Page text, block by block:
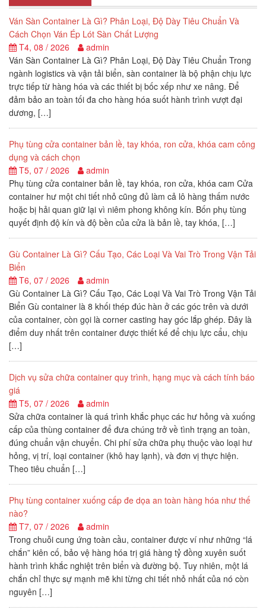
Ván Sàn Container Là Gì? Phân Loại, Độ Dày Tiêu Chuẩn Và
Cách Chọn Ván Ép Lót Sàn Chất Lượng
T4, 08 / 2026
admin
Ván Sàn Container Là Gì? Phân Loại, Độ Dày Tiêu Chuẩn Trong
ngành logistics và vận tải biển, sàn container là bộ phận chịu lực
trực tiếp từ hàng hóa và các thiết bị bốc xếp như xe nâng. Để
đảm bảo an toàn tối đa cho hàng hóa suốt hành trình vượt đại
dương, […]
Phụ tùng cửa container bản lề, tay khóa, ron cửa, khóa cam công
dụng và cách chọn
T5, 07 / 2026
admin
Phụ tùng cửa container bản lề, tay khóa, ron cửa, khóa cam Cửa
container hư một chi tiết nhỏ cũng đủ làm cả lô hàng thấm nước
hoặc bị hải quan giữ lại vì niêm phong không kín. Bốn phụ tùng
quyết định độ kín và độ bền của cửa là bản lề, tay khóa, […]
Gù Container Là Gì? Cấu Tạo, Các Loại Và Vai Trò Trong Vận Tải
Biển
T6, 07 / 2026
admin
Gù Container Là Gì? Cấu Tạo, Các Loại Và Vai Trò Trong Vận Tải
Biển Gù container là 8 khối thép đúc hàn ở các góc trên và dưới
của container, còn gọi là corner casting hay góc lắp ghép. Đây là
điểm duy nhất trên container được thiết kế để chịu lực cẩu, chịu
[…]
Dịch vụ sửa chữa container quy trình, hạng mục và cách tính báo
giá
T5, 07 / 2026
admin
Sửa chữa container là quá trình khắc phục các hư hỏng và xuống
cấp của thùng container để đưa chúng trở về tình trạng an toàn,
đúng chuẩn vận chuyển. Chi phí sửa chữa phụ thuộc vào loại hư
hỏng, vị trí, loại container (khô hay lạnh), và đơn vị thực hiện.
Theo tiêu chuẩn […]
Phụ tùng container xuống cấp đe dọa an toàn hàng hóa như thế
nào?
T7, 07 / 2026
admin
Trong chuỗi cung ứng toàn cầu, container được ví như những “lá
chắn” kiên cố, bảo vệ hàng hóa trị giá hàng tỷ đồng xuyên suốt
hành trình khắc nghiệt trên biển và đường bộ. Tuy nhiên, một lá
chắn chỉ thực sự mạnh mẽ khi từng chi tiết nhỏ nhất của nó còn
nguyên […]